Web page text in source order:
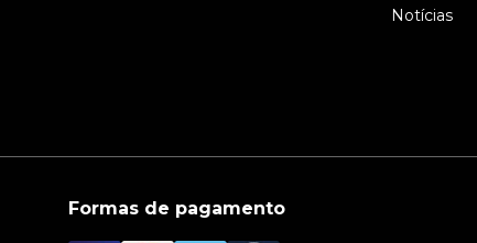
Notícias
Formas de pagamento